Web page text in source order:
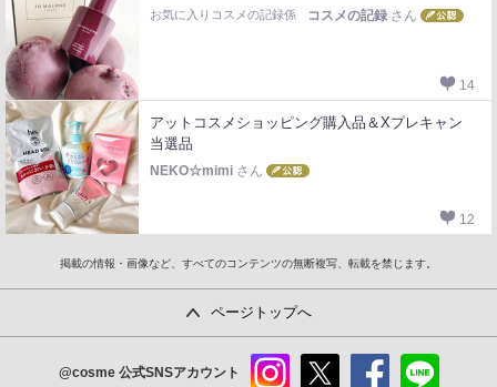
お気に入りコスメの記録係 コスメの記録 さん
14
アットコスメショッピング購入品＆Xプレキャン
当選品
NEKO☆mimi さん
12
掲載の情報・画像など、すべてのコンテンツの無断複写、転載を禁じます。
ページトップへ
@cosme 公式SNSアカウント